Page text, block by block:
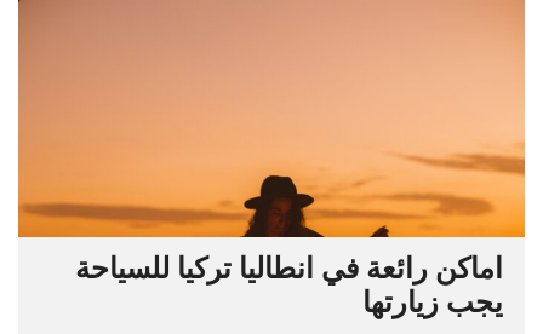
اماكن رائعة في انطاليا تركيا للسياحة
يجب زيارتها